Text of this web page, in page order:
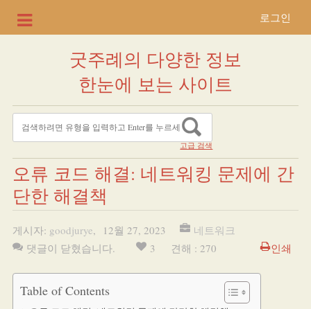
로그인
굿주례의 다양한 정보
한눈에 보는 사이트
고급 검색
오류 코드 해결: 네트워킹 문제에 간
단한 해결책
게시자: goodjurye, 12월 27, 2023
네트워크
댓글이 닫혔습니다.
3 견해 : 270 인쇄
Table of Contents